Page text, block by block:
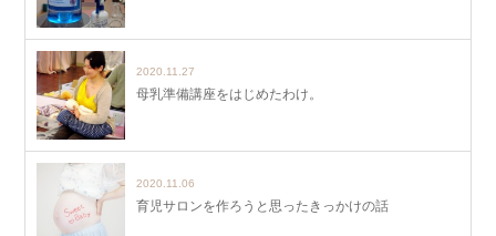
2020.11.27
母乳準備講座をはじめたわけ。
2020.11.06
育児サロンを作ろうと思ったきっかけの話